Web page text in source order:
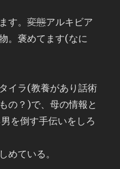
す。変態アルキビア
。褒めてます(なに
イラ(教養があり話術
の？)で、母の情報と
を倒す手伝いをしろ
めている。